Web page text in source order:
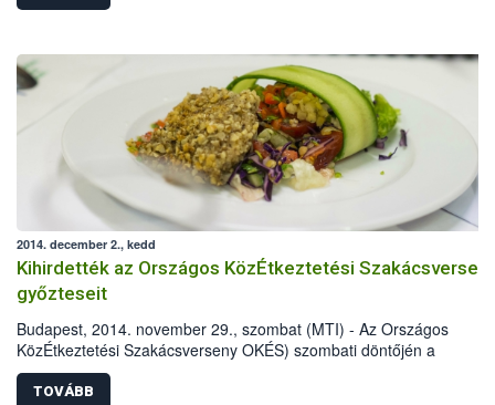
2014. december 2., kedd
Kihirdették az Országos KözÉtkeztetési
győzteseit
Budapest, 2014. november 29., szombat (MTI) - Az Országos
KözÉtkeztetési Szakácsverseny OKÉS) szombati döntőjén a
rendezvénymenü kategóriában Kehidakustány csapata, a napi
kategóriában pedig a Sodexo Magyarország Kft. csapata lett a
TOVÁBB